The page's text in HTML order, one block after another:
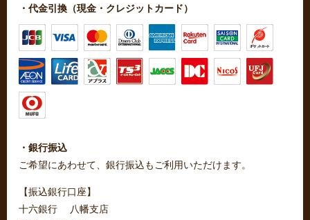
・代金引換（現金・クレジットカード）
・銀行振込
ご希望にあわせて、銀行振込もご利用いただけます。
【振込銀行口座】
十六銀行 八幡支店